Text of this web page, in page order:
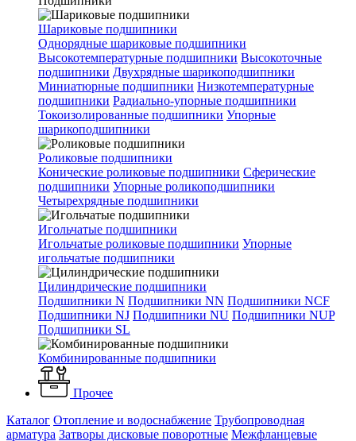
Шариковые подшипники
Однорядные шариковые подшипники
Высокотемпературные подшипники Высокоточные
подшипники Двухрядные шарикоподшипники
Миниатюрные подшипники Низкотемпературные
подшипники Радиально-упорные подшипники
Токоизолированные подшипники Упорные
шарикоподшипники
Роликовые подшипники
Конические роликовые подшипники Сферические
подшипники Упорные роликоподшипники
Четырехрядные подшипники
Игольчатые подшипники
Игольчатые роликовые подшипники Упорные
игольчатые подшипники
Цилиндрические подшипники
Подшипники N Подшипники NN Подшипники NCF
Подшипники NJ Подшипники NU Подшипники NUP
Подшипники SL
Комбинированные подшипники
Прочее
Каталог Отопление и водоснабжение Трубопроводная
арматура Затворы дисковые поворотные Межфланцевые